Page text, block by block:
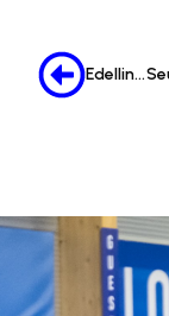
Edellinen